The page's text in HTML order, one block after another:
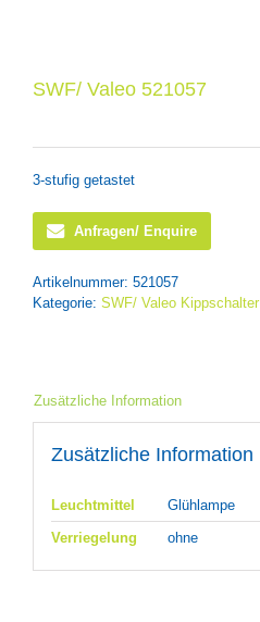
SWF/ Valeo 521057
3-stufig getastet
Anfragen/ Enquire
Artikelnummer: 521057
Kategorie: SWF/ Valeo Kippschalter
Zusätzliche Information
Zusätzliche Information
Leuchtmittel
Glühlampe
Verriegelung
ohne